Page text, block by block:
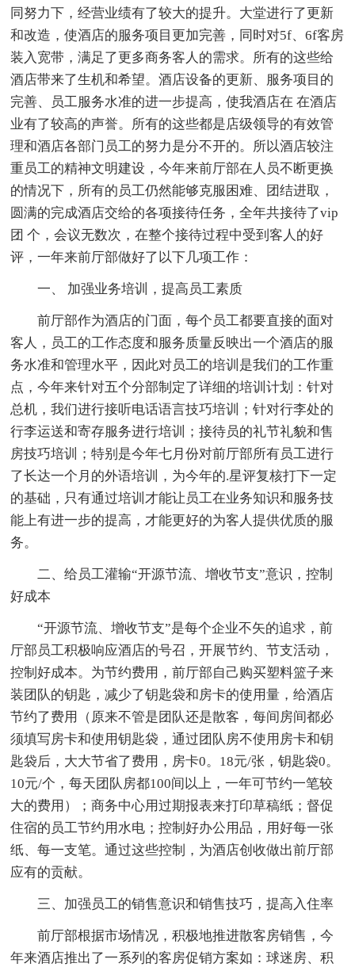
同努力下，经营业绩有了较大的提升。大堂进行了更新
和改造，使酒店的服务项目更加完善，同时对5f、6f客房
装入宽带，满足了更多商务客人的需求。所有的这些给
酒店带来了生机和希望。酒店设备的更新、服务项目的
完善、员工服务水准的进一步提高，使我酒店在 在酒店
业有了较高的声誉。所有的这些都是店级领导的有效管
理和酒店各部门员工的努力是分不开的。所以酒店较注
重员工的精神文明建设，今年来前厅部在人员不断更换
的情况下，所有的员工仍然能够克服困难、团结进取，
圆满的完成酒店交给的各项接待任务，全年共接待了vip
团 个，会议无数次，在整个接待过程中受到客人的好
评，一年来前厅部做好了以下几项工作：
一、 加强业务培训，提高员工素质
前厅部作为酒店的门面，每个员工都要直接的面对
客人，员工的工作态度和服务质量反映出一个酒店的服
务水准和管理水平，因此对员工的培训是我们的工作重
点，今年来针对五个分部制定了详细的培训计划：针对
总机，我们进行接听电话语言技巧培训；针对行李处的
行李运送和寄存服务进行培训；接待员的礼节礼貌和售
房技巧培训；特别是今年七月份对前厅部所有员工进行
了长达一个月的外语培训，为今年的.星评复核打下一定
的基础，只有通过培训才能让员工在业务知识和服务技
能上有进一步的提高，才能更好的为客人提供优质的服
务。
二、给员工灌输“开源节流、增收节支”意识，控制
好成本
“开源节流、增收节支”是每个企业不矢的追求，前
厅部员工积极响应酒店的号召，开展节约、节支活动，
控制好成本。为节约费用，前厅部自己购买塑料篮子来
装团队的钥匙，减少了钥匙袋和房卡的使用量，给酒店
节约了费用（原来不管是团队还是散客，每间房间都必
须填写房卡和使用钥匙袋，通过团队房不使用房卡和钥
匙袋后，大大节省了费用，房卡0。18元/张，钥匙袋0。
10元/个，每天团队房都100间以上，一年可节约一笔较
大的费用）；商务中心用过期报表来打印草稿纸；督促
住宿的员工节约用水电；控制好办公用品，用好每一张
纸、每一支笔。通过这些控制，为酒店创收做出前厅部
应有的贡献。
三、加强员工的销售意识和销售技巧，提高入住率
前厅部根据市场情况，积极地推进散客房销售，今
年来酒店推出了一系列的客房促销方案如：球迷房、积